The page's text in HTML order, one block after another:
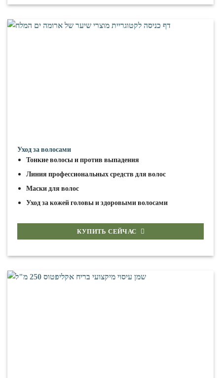
Уход за волосами
Тонкие волосы и против выпадения
Линия профессиональных средств для волос
Маски для волос
Уход за кожей головы и здоровыми волосами
КУПИТЬ СЕЙЧАС